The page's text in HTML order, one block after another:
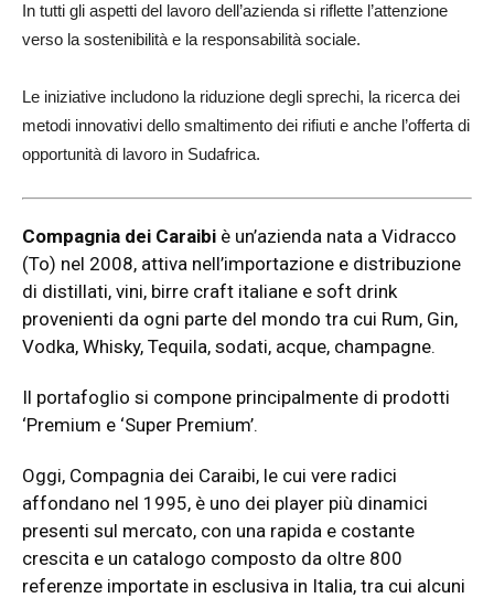
In tutti gli aspetti del lavoro dell’azienda si riflette l’attenzione
verso la sostenibilità e la responsabilità sociale.
Le iniziative includono la riduzione degli sprechi, la ricerca dei
metodi innovativi dello smaltimento dei rifiuti e anche l’offerta di
opportunità di lavoro in Sudafrica.
Compagnia dei Caraibi è un’azienda nata a Vidracco
(To) nel 2008, attiva nell’importazione e distribuzione
di distillati, vini, birre craft italiane e soft drink
provenienti da ogni parte del mondo tra cui Rum, Gin,
Vodka, Whisky, Tequila, sodati, acque, champagne.
Il portafoglio si compone principalmente di prodotti
‘Premium e ‘Super Premium’.
Oggi, Compagnia dei Caraibi, le cui vere radici
affondano nel 1995, è uno dei player più dinamici
presenti sul mercato, con una rapida e costante
crescita e un catalogo composto da oltre 800
referenze importate in esclusiva in Italia, tra cui alcuni